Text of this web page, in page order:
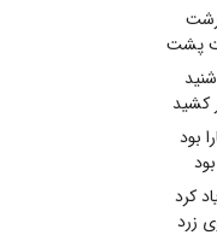
پشت
کشید
بود
کرد
زرد